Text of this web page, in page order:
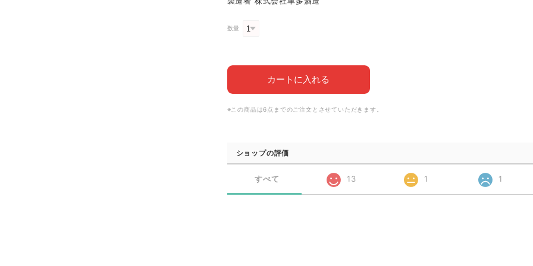
数量
カートに入れる
※この商品は6点までのご注文とさせていただきます。
ショップの評価
すべて 13 1 1